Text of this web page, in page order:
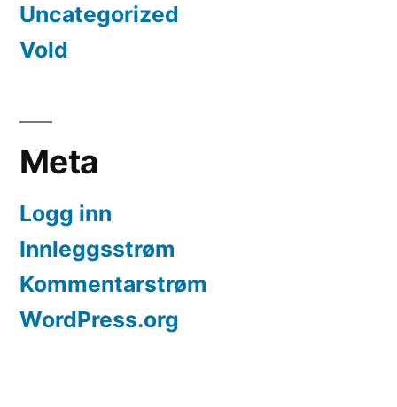
Uncategorized
Vold
Meta
Logg inn
Innleggsstrøm
Kommentarstrøm
WordPress.org